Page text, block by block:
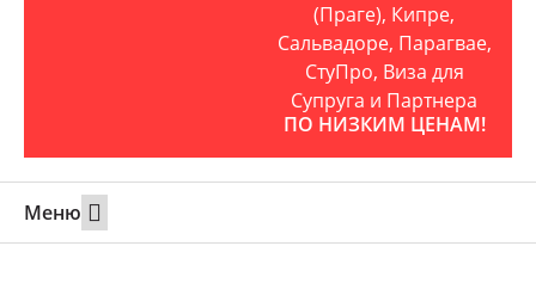
(Праге), Кипре,
Сальвадоре, Парагвае,
СтуПро, Виза для
Супруга и Партнера
ПО НИЗКИМ ЦЕНАМ!
Меню